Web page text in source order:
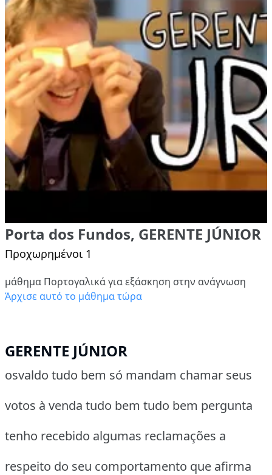
Porta dos Fundos, GERENTE JÚNIOR
Προχωρημένοι 1
μάθημα Πορτογαλικά για εξάσκηση στην ανάγνωση
Άρχισε αυτό το μάθημα τώρα
GERENTE JÚNIOR
osvaldo tudo bem só mandam chamar seus
votos à venda tudo bem tudo bem pergunta
tenho recebido algumas reclamações a
respeito do seu comportamento que afirma